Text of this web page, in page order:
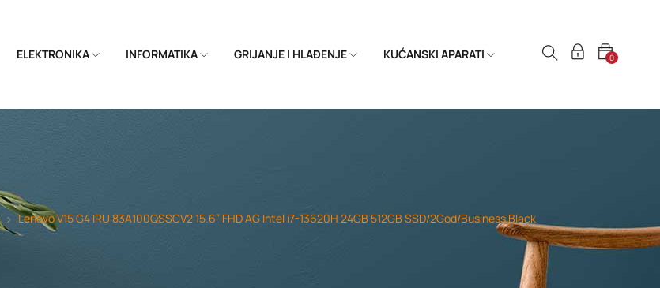
ELEKTRONIKA INFORMATIKA GRIJANJE I HLAĐENJE KUĆANSKI APARATI 0
Lenovo V15 G4 IRU 83A100QSSCV2 15.6” FHD AG Intel i7-13620H 24GB 512GB SSD/2God/Business Black